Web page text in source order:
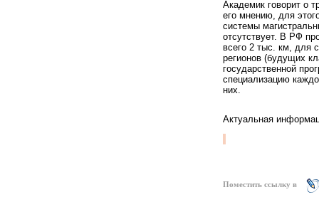
Академик говорит о
его мнению, для
системы
отсутствует. В РФ
всего 2 тыс. км, для
регионов (будущих
государственной
специализацию
них.
Актуальная
Поместить ссылку в